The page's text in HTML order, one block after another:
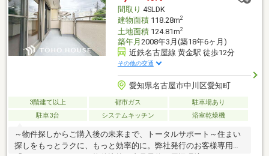
す♪ 小学校も徒歩圏内の為、子育て世帯にも安心です！☆当社
ではリフォームのご相談も承ります！
間取り 4SLDK
建物面積118.28m2
土地面積124.81m2
築年月 2008年3月(築18年6ヶ月)
近鉄名古屋線 黄金駅 徒歩12分
その他の交通
愛知県名古屋市中川区愛知町
3階建て以上 都市ガス
駐車場あり
駐車3台
システムキッチン 浴室乾燥機
～物件探しからご購入後の未来まで、トータルサポート～住まい
探しをもっとラクに、もっと効率的に。弊社発行のお客様専用